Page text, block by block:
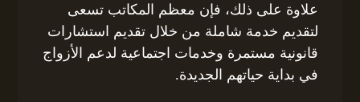
علاوة على ذلك، فإن معظم المكاتب تسعى
لتقديم خدمة شاملة من خلال تقديم استشارات
قانونية مستمرة وخدمات اجتماعية لدعم الأزواج
في بداية حياتهم الجديدة.